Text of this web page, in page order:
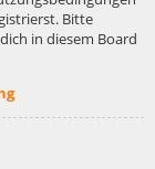
Bitte
in diesem Board